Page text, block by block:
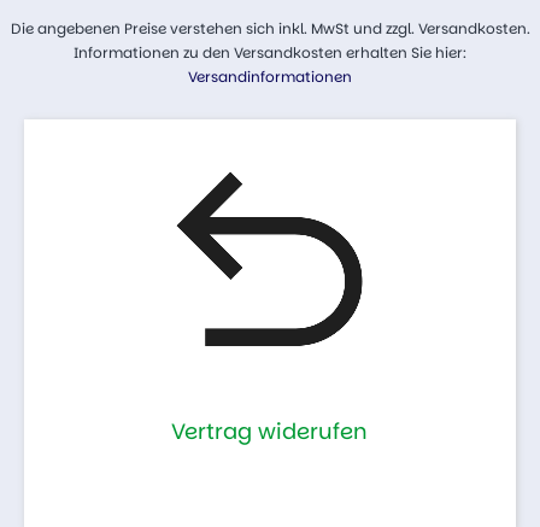
Die angebenen Preise verstehen sich inkl. MwSt und zzgl. Versandkosten.
Informationen zu den Versandkosten erhalten Sie hier:
Versandinformationen
Vertrag widerufen